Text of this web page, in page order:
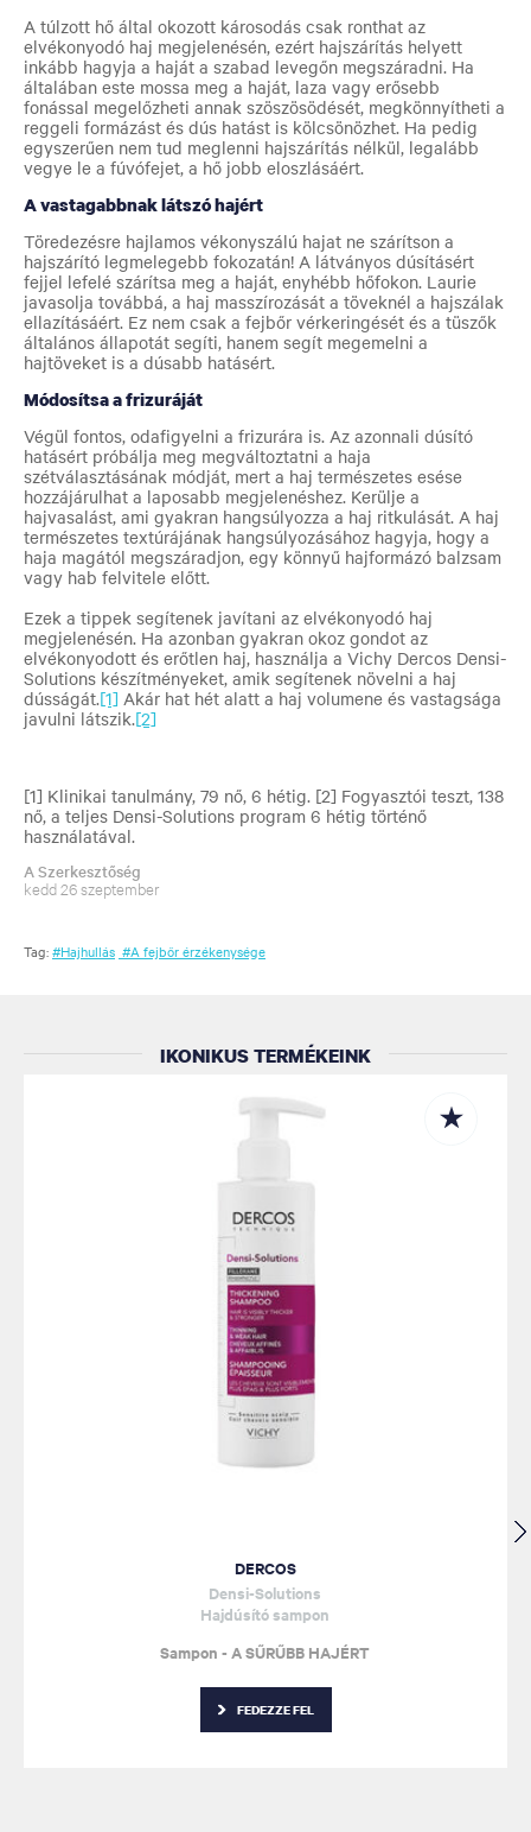
A túlzott hő által okozott károsodás csak ronthat az
elvékonyodó haj megjelenésén, ezért hajszárítás helyett
inkább hagyja a haját a szabad levegőn megszáradni. Ha
általában este mossa meg a haját, laza vagy erősebb
fonással megelőzheti annak szöszösödését, megkönnyítheti a
reggeli formázást és dús hatást is kölcsönözhet. Ha pedig
egyszerűen nem tud meglenni hajszárítás nélkül, legalább
vegye le a fúvófejet, a hő jobb eloszlásáért.
A vastagabbnak látszó hajért
Töredezésre hajlamos vékonyszálú hajat ne szárítson a
hajszárító legmelegebb fokozatán! A látványos dúsításért
fejjel lefelé szárítsa meg a haját, enyhébb hőfokon. Laurie
javasolja továbbá, a haj masszírozását a töveknél a hajszálak
ellazításáért. Ez nem csak a fejbőr vérkeringését és a tüszők
általános állapotát segíti, hanem segít megemelni a
hajtöveket is a dúsabb hatásért.
Módosítsa a frizuráját
Végül fontos, odafigyelni a frizurára is. Az azonnali dúsító
hatásért próbálja meg megváltoztatni a haja
szétválasztásának módját, mert a haj természetes esése
hozzájárulhat a laposabb megjelenéshez. Kerülje a
hajvasalást, ami gyakran hangsúlyozza a haj ritkulását. A haj
természetes textúrájának hangsúlyozásához hagyja, hogy a
haja magától megszáradjon, egy könnyű hajformázó balzsam
vagy hab felvitele előtt.
Ezek a tippek segítenek javítani az elvékonyodó haj
megjelenésén. Ha azonban gyakran okoz gondot az
elvékonyodott és erőtlen haj, használja a Vichy Dercos Densi-
Solutions készítményeket, amik segítenek növelni a haj
dússágát.[1] Akár hat hét alatt a haj volumene és vastagsága
javulni látszik.[2]
[1] Klinikai tanulmány, 79 nő, 6 hétig. [2] Fogyasztói teszt, 138
nő, a teljes Densi-Solutions program 6 hétig történő
használatával.
A Szerkesztőség
kedd 26 szeptember
Tag:#Hajhullás #A fejbőr érzékenysége
IKONIKUS TERMÉKEINK
DERCOS
Densi-Solutions
Hajdúsító sampon
Sampon - A SŰRŰBB HAJÉRT
FEDEZZE FEL